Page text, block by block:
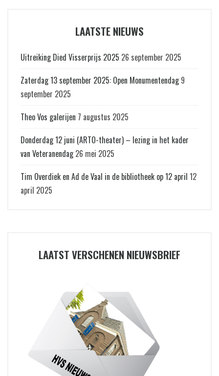
LAATSTE NIEUWS
Uitreiking Died Visserprijs 2025 26 september 2025
Zaterdag 13 september 2025: Open Monumentendag 9
september 2025
Theo Vos galerijen 7 augustus 2025
Donderdag 12 juni (ARTO-theater) – lezing in het kader
van Veteranendag 26 mei 2025
Tim Overdiek en Ad de Vaal in de bibliotheek op 12 april 12
april 2025
LAATST VERSCHENEN NIEUWSBRIEF